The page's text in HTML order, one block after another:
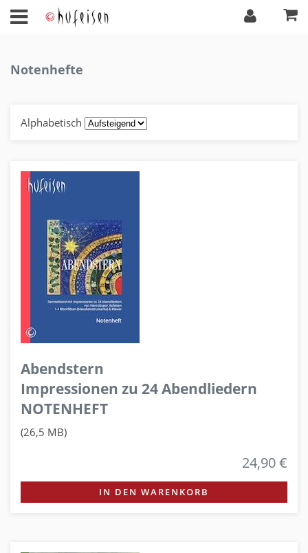
Notenhefte
Alphabetisch
Abendstern
Impressionen zu 24 Abendliedern
NOTENHEFT
(26,5 MB)
24,90 €
IN DEN WARENKORB